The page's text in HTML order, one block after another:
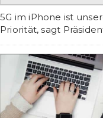
5G im iPhone ist
Priorität, sagt